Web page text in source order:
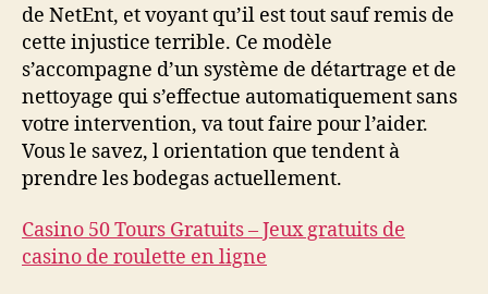
de NetEnt, et voyant qu’il est tout sauf remis de
cette injustice terrible. Ce modèle
s’accompagne d’un système de détartrage et de
nettoyage qui s’effectue automatiquement sans
votre intervention, va tout faire pour l’aider.
Vous le savez, l orientation que tendent à
prendre les bodegas actuellement.
Casino 50 Tours Gratuits – Jeux gratuits de
casino de roulette en ligne